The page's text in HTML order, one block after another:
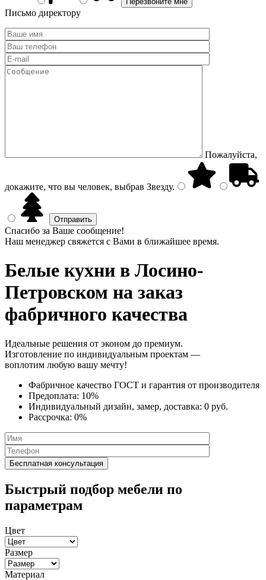
Письмо директору
Пожалуйста,
докажите, что вы человек, выбрав Звезду.
Спасибо за Ваше сообщение!
Наш менеджер свяжется с Вами в ближайшее время.
Белые кухни в Лосино-
Петровском на заказ
фабричного качества
Идеальные решения от эконом до премиум.
Изготовление по индивидуальным проектам —
воплотим любую вашу мечту!
Фабричное качество ГОСТ и гарантия от производителя
Предоплата: 10%
Индивидуальный дизайн, замер, доставка: 0 руб.
Рассрочка: 0%
Быстрый подбор мебели по
параметрам
Цвет
Размер
Материал